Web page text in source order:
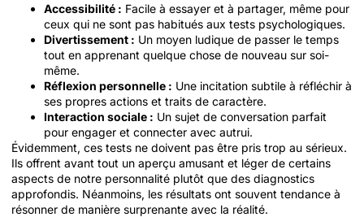
Accessibilité : Facile à essayer et à partager, même pour
ceux qui ne sont pas habitués aux tests psychologiques.
Divertissement : Un moyen ludique de passer le temps
tout en apprenant quelque chose de nouveau sur soi-
même.
Réflexion personnelle : Une incitation subtile à réfléchir à
ses propres actions et traits de caractère.
Interaction sociale : Un sujet de conversation parfait
pour engager et connecter avec autrui.
Évidemment, ces tests ne doivent pas être pris trop au sérieux.
Ils offrent avant tout un aperçu amusant et léger de certains
aspects de notre personnalité plutôt que des diagnostics
approfondis. Néanmoins, les résultats ont souvent tendance à
résonner de manière surprenante avec la réalité.